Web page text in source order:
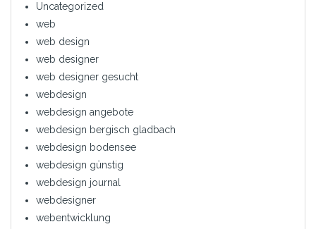
Uncategorized
web
web design
web designer
web designer gesucht
webdesign
webdesign angebote
webdesign bergisch gladbach
webdesign bodensee
webdesign günstig
webdesign journal
webdesigner
webentwicklung